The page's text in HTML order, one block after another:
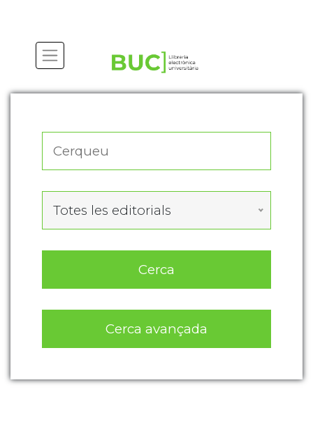
Totes les editorials
Cerca
Cerca avançada